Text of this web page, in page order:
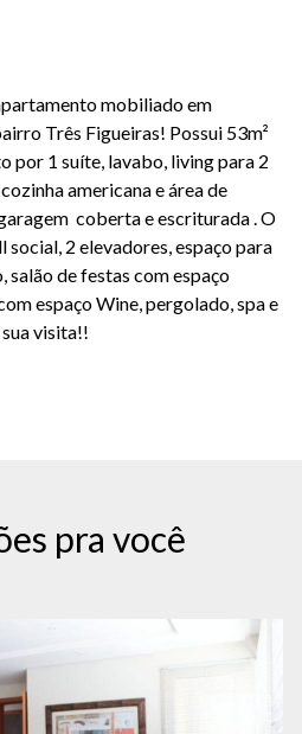
mobiliado em
Três Figueiras! Possui 53m²
por 1 suíte, lavabo, living para 2
americana e área de
coberta e escriturada . O
2 elevadores, espaço para
de festas com espaço
espaço Wine, pergolado, spa e
visita!!
pra você